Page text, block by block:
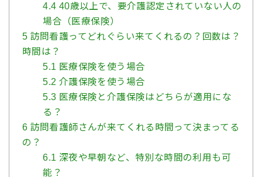
4.4 40歳以上で、要介護認定されていない人の
場合（医療保険）
5 訪問看護ってどれぐらい来てくれるの？回数は？
時間は？
5.1 医療保険を使う場合
5.2 介護保険を使う場合
5.3 医療保険と介護保険はどちらが適用にな
る？
6 訪問看護師さんが来てくれる時間って決まってる
の？
6.1 深夜や早朝など、特別な時間の利用も可
能？